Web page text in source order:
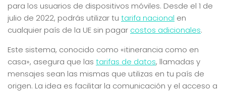
para los usuarios de dispositivos móviles. Desde el 1 de
julio de 2022, podrás utilizar tu tarifa nacional en
cualquier país de la UE sin pagar costos adicionales.
Este sistema, conocido como «itinerancia como en
casa», asegura que las tarifas de datos, llamadas y
mensajes sean las mismas que utilizas en tu país de
origen. La idea es facilitar la comunicación y el acceso a